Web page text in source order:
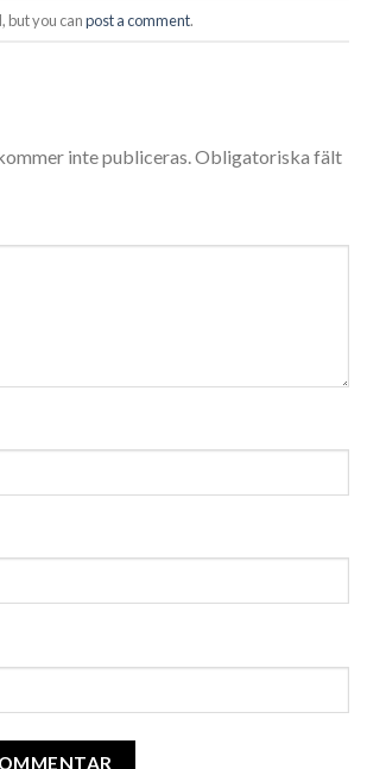
but you canpost a comment.
inte publiceras.Obligatoriska fält